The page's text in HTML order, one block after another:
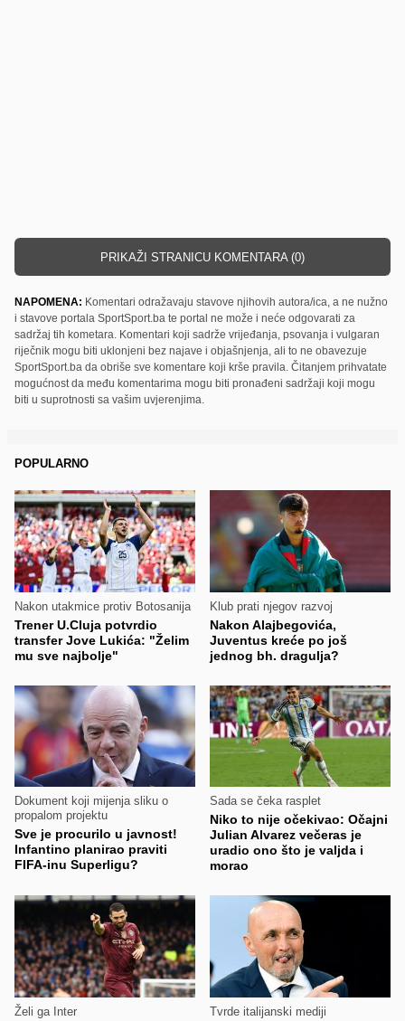
PRIKAŽI STRANICU KOMENTARA (0)
NAPOMENA: Komentari odražavaju stavove njihovih autora/ica, a ne nužno
i stavove portala SportSport.ba te portal ne može i neće odgovarati za
sadržaj tih kometara. Komentari koji sadrže vrijeđanja, psovanja i vulgaran
riječnik mogu biti uklonjeni bez najave i objašnjenja, ali to ne obavezuje
SportSport.ba da obriše sve komentare koji krše pravila. Čitanjem prihvatate
mogućnost da među komentarima mogu biti pronađeni sadržaji koji mogu
biti u suprotnosti sa vašim uvjerenjima.
POPULARNO
Nakon utakmice protiv Botosanija
Trener U.Cluja potvrdio
transfer Jove Lukića: "Želim
mu sve najbolje"
Klub prati njegov razvoj
Nakon Alajbegovića,
Juventus kreće po još
jednog bh. dragulja?
Dokument koji mijenja sliku o
propalom projektu
Sve je procurilo u javnost!
Infantino planirao praviti
FIFA-inu Superligu?
Sada se čeka rasplet
Niko to nije očekivao: Očajni
Julian Alvarez večeras je
uradio ono što je valjda i
morao
Želi ga Inter Tvrde italijanski mediji